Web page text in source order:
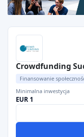
Crowdfunding
Finansowanie
Minimalna inwestycja
EUR 1